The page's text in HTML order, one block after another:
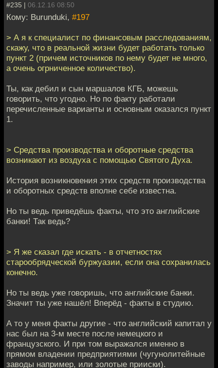
#235 | 06.12.16 08:50
Кому: Burunduki, #197
> А я к специалист по финансовым расследованиям,
скажу, что в реальной жизни будет работать только
пункт 2 (причем источников по нему будет не много,
а очень огрниченное количество).
Ты, как дебил и сын маршалов КГБ, можешь
говорить, что угодно. Но по факту работали
перечисленные варианты и основным оказался пункт
1.
> Средства производства и оборотные средства
возникают из воздуха с помощью Святого Духа.
История возникновения этих средств производства
и оборотных средств вполне себе известна.
Но ты ведь приведёшь факты, что это английские
банки! Так ведь?
> Я же сказал где искать - в отчетностях
старообрядческой буржуазии, если она сохранилась
конечно.
Но ты ведь уже говоришь, что английские банки.
Значит ты уже нашёл! Вперёд - факты в студию.
А то у меня факты другие - что английский капитал у
нас был на 3-м месте после немецкого и
французского. И при том выражался именно в
прямом владении предприятиями (чугунолитейные
заводы например, или золотые прииски).